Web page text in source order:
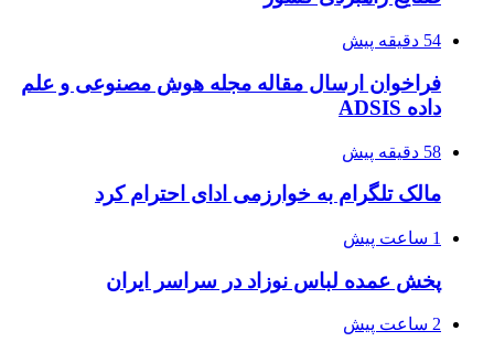
54 دقیقه پیش
فراخوان ارسال مقاله مجله هوش مصنوعی و علم
داده ADSIS
58 دقیقه پیش
مالک تلگرام به خوارزمی ادای احترام کرد
1 ساعت پیش
پخش عمده لباس نوزاد در سراسر ایران
2 ساعت پیش